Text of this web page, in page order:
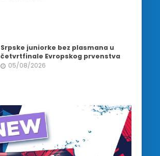
Srpske juniorke bez plasmana u
četvrtfinale Evropskog prvenstva
05/08/2026